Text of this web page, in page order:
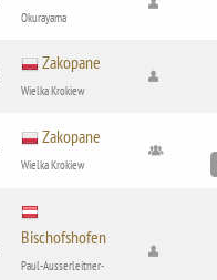
Okurayama
Zakopane
Wielka Krokiew
Zakopane
Wielka Krokiew
Bischofshofen
Paul-Ausserleitner-